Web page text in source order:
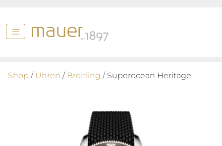
Shop / Uhren / Breitling / Superocean Heritage